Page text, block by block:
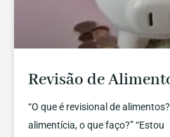
Revisão de
“O que é revisional de
alimentícia, o que faço?” “Estou